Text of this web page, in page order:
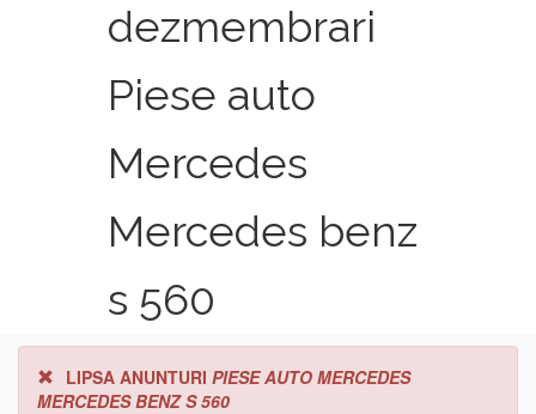
dezmembrari
Piese auto
Mercedes
Mercedes benz
s 560
LIPSA ANUNTURI PIESE AUTO MERCEDES
MERCEDES BENZ S 560